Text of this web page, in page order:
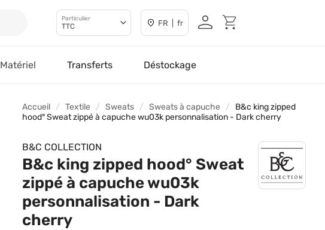
Particulier
TTC FR | fr
Matériel Transferts Déstockage
Accueil Textile Sweats Sweats à capuche
B&c king zipped
hood° Sweat zippé à capuche wu03k personnalisation - Dark cherry
B&C COLLECTION
B&c king zipped hood° Sweat
zippé à capuche wu03k
personnalisation - Dark
cherry